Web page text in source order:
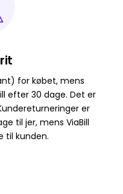
for købet, mens
efter 30 dage. Det er
er
til jer, mens ViaBill
til kunden.